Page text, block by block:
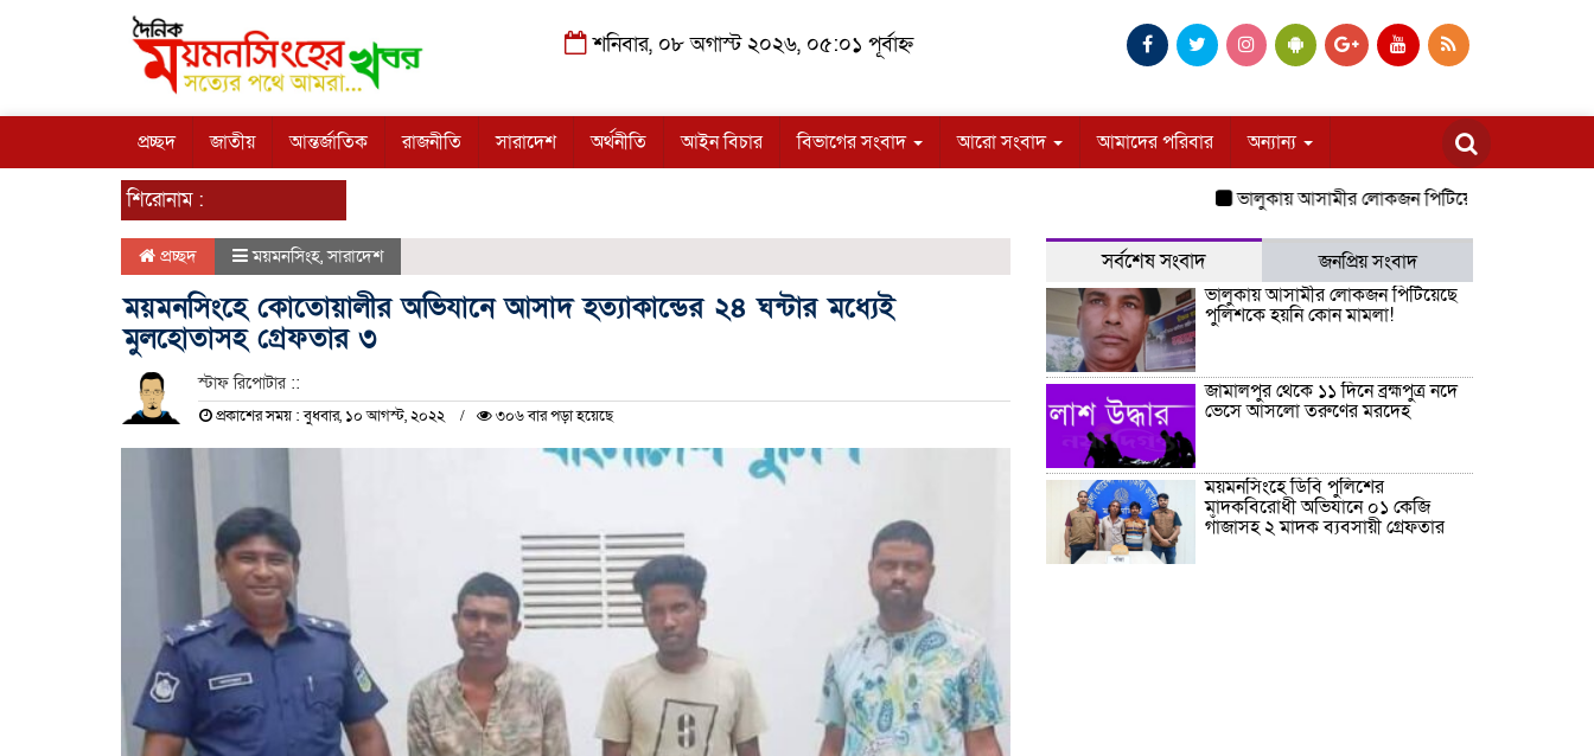
শনিবার, ০৮ অগাস্ট ২০২৬, ০৫:০১ পূর্বাহ্ন
প্রচ্ছদ জাতীয় আন্তর্জাতিক রাজনীতি সারাদেশ অর্থনীতি আইন বিচার বিভাগের সংবাদ আরো সংবাদ আমাদের পরিবার অন্যান্য
শিরোনাম : ভালুকায় আসামীর লোকজন পিটিয়েছে পুলিশকে হয়নি
প্রচ্ছদ ময়মনসিংহ,সারাদেশ
ময়মনসিংহে কোতোয়ালীর অভিযানে আসাদ হত্যাকান্ডের ২৪ ঘন্টার মধ্যেই
মুলহোতাসহ গ্রেফতার ৩
স্টাফ রিপোটার ::
প্রকাশের সময় : বুধবার, ১০ আগস্ট, ২০২২ ৩০৬ বার পড়া হয়েছে
সর্বশেষ সংবাদ
জনপ্রিয় সংবাদ
ভালুকায় আসামীর লোকজন পিটিয়েছে
পুলিশকে হয়নি কোন মামলা!
জামালপুর থেকে ১১ দিনে ব্রহ্মপুত্র নদে
ভেসে আসলো তরুণের মরদেহ
ময়মনসিংহে ডিবি পুলিশের
মাদকবিরোধী অভিযানে ০১ কেজি
গাঁজাসহ ২ মাদক ব্যবসায়ী গ্রেফতার